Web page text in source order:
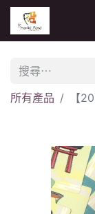
所有產品 【